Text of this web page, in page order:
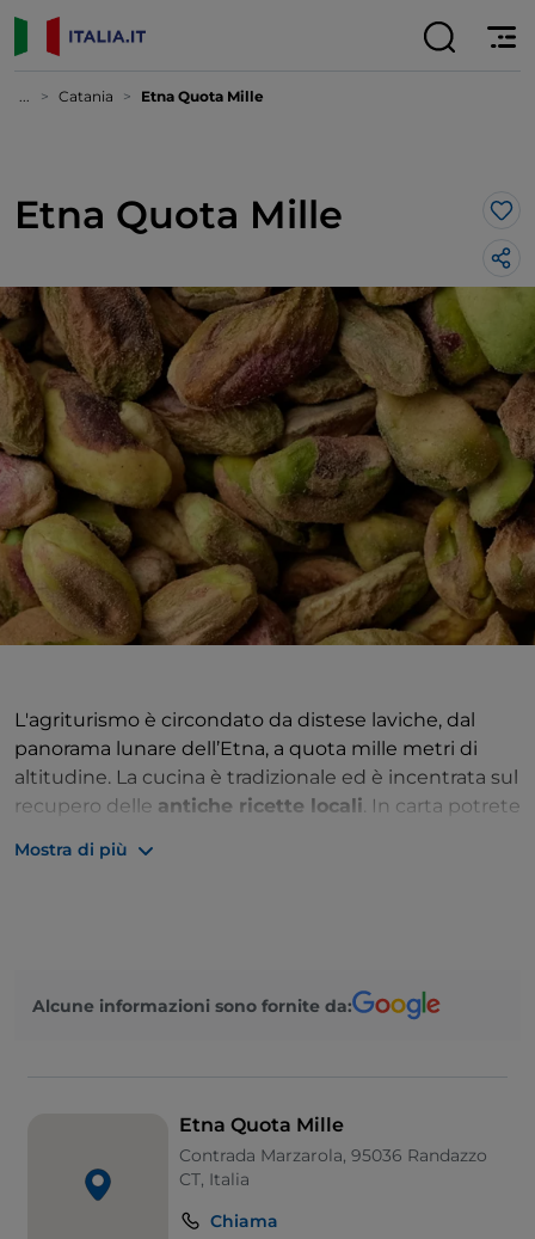
... Catania Etna Quota Mille
Etna Quota Mille
L'agriturismo è circondato da distese laviche, dal
panorama lunare dell’Etna, a quota mille metri di
altitudine. La cucina è tradizionale ed è incentrata sul
recupero delle antiche ricette locali. In carta potrete
di funghi locali, i maccheroncini al ragù di maiale
Mostra di più
Alcune informazioni sono fornite da:
Etna Quota Mille
Contrada Marzarola, 95036 Randazzo
CT, Italia
Chiama